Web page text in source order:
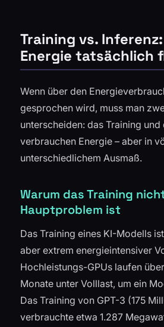
Training vs.
Energie tatsächlich
Wenn über den
gesprochen wird, muss man
unterscheiden: das Training
verbrauchen Energie – aber in
unterschiedlichem Ausmaß.
Warum das Training
Hauptproblem ist
Das Training eines KI-Modells
aber extrem energieintensiver
Hochleistungs-GPUs laufen
Monate unter Volllast, um ein
Das Training von GPT-3 (175
verbrauchte etwa 1.287